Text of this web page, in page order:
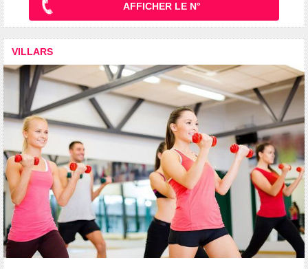
AFFICHER LE N°
VILLARS